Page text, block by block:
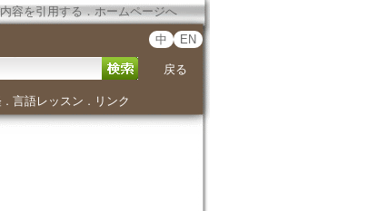
容を引用する ． ホームページへ
中 EN
戻る
． 言語レッスン ． リンク